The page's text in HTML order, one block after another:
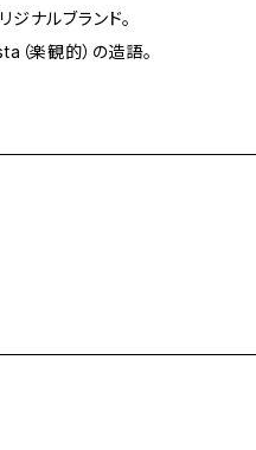
ナルブランド。
楽観的）の造語。